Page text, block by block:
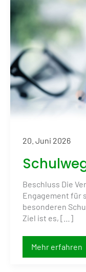
20. Juni 2026
Beschluss Die
Engagement für
besonderen
Ziel ist es, […]
Mehr erfahren